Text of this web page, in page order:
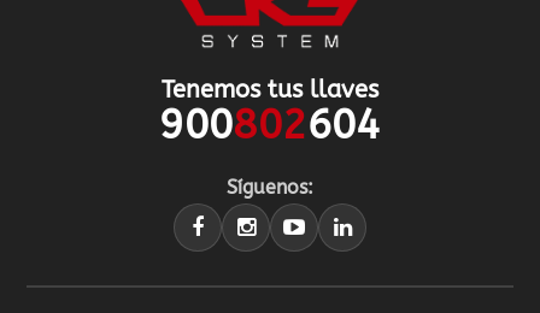
Tenemos tus llaves
900802604
Síguenos: